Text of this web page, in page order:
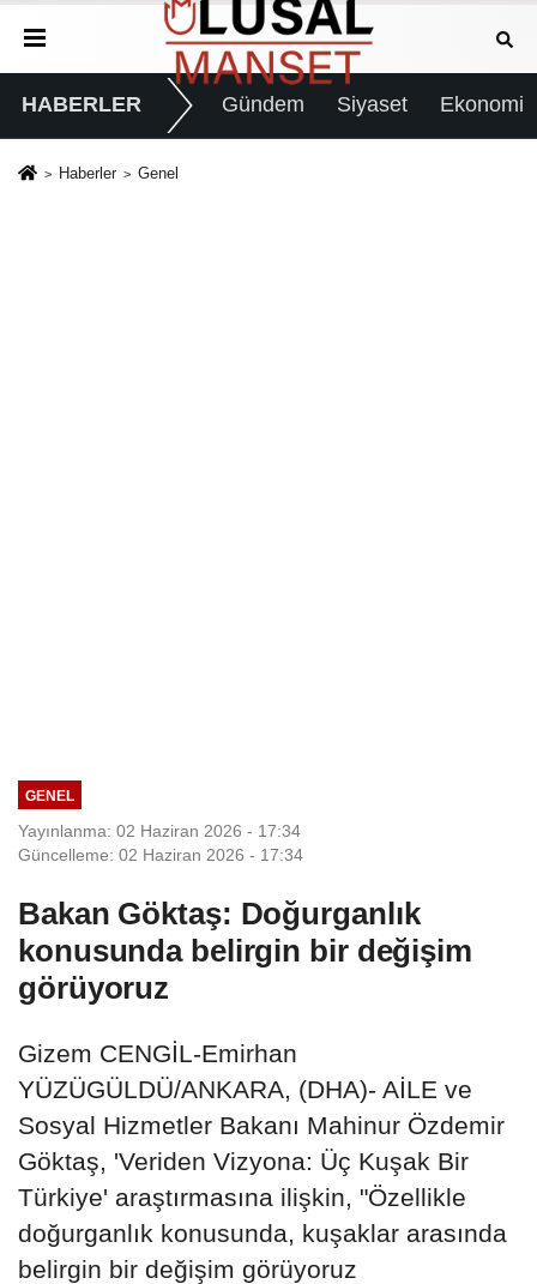
HABERLER Gündem Siyaset Ekonomi
Haberler Genel
GENEL
Yayınlanma: 02 Haziran 2026 - 17:34
Güncelleme: 02 Haziran 2026 - 17:34
Bakan Göktaş: Doğurganlık
konusunda belirgin bir değişim
görüyoruz
Gizem CENGİL-Emirhan
YÜZÜGÜLDÜ/ANKARA, (DHA)- AİLE ve
Sosyal Hizmetler Bakanı Mahinur Özdemir
Göktaş, 'Veriden Vizyona: Üç Kuşak Bir
Türkiye' araştırmasına ilişkin, "Özellikle
doğurganlık konusunda, kuşaklar arasında
belirgin bir değişim görüyoruz